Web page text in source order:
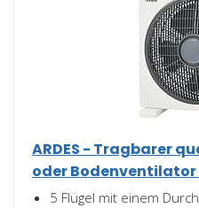
ARDES - Tragbarer
oder Bodenventilator
5 Flügel mit einem